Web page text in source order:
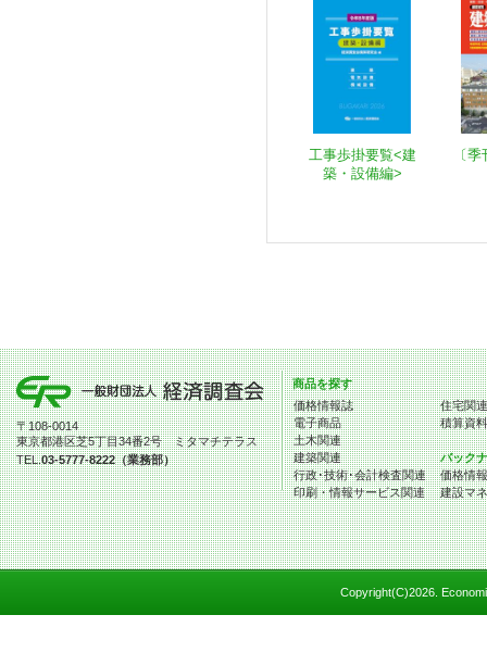
工事歩掛要覧<建
築・設備編>
〔
〒108-0014
東京都港区芝5丁目34番2号 ミタマチテラス
TEL.03-5777-8222（業務部）
商品を探す
価格情報誌
電子商品
土木関連
建築関連
行政･技術･会計検査関連
印刷・情報サービス関連
住宅関連
積算資
バック
価格情
建設マ
Copyright(C)2026.